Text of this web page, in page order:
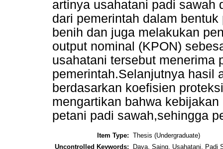
artinya usahatani padi sawah
dari pemerintah dalam
benih dan juga melakukan
output nominal (KPON)
usahatani tersebut menerima
pemerintah.Selanjutnya hasil
berdasarkan koefisien
mengartikan bahwa
petani padi sawah,sehingga
Item Type: Thesis (Undergraduate)
Uncontrolled Keywords:
Daya, Saing, Usahatani, Padi